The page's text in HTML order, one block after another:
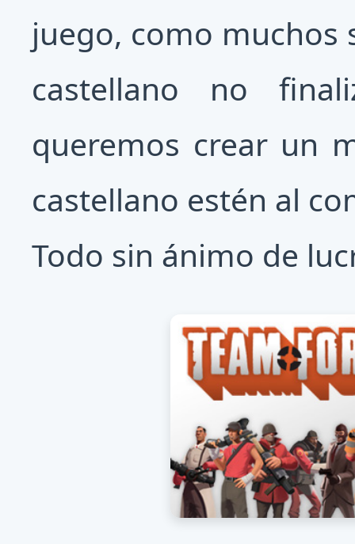
juego, como muchos
castellano no
queremos crear un
castellano estén al
Todo sin ánimo de